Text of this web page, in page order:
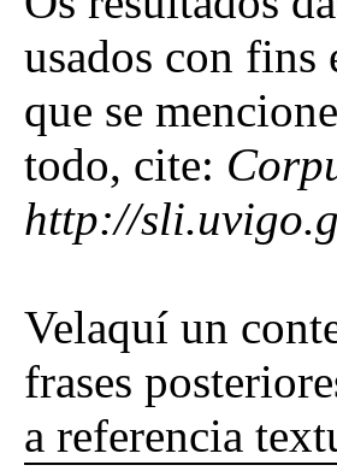
usados con fins
que se
todo, cite:
http://
Velaquí un
frases
a referencia